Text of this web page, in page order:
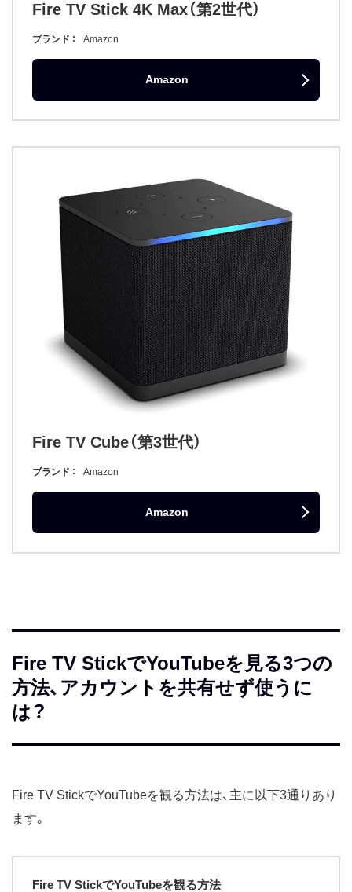
Fire TV Stick 4K Max（第2世代）
ブランド Amazon
Amazon
Fire TV Cube（第3世代）
ブランド Amazon
Amazon
Fire TV StickでYouTubeを見る3つの
方法、アカウントを共有せず使うに
は？
Fire TV StickでYouTubeを観る方法は、主に以下3通りあり
ます。
Fire TV StickでYouTubeを観る方法